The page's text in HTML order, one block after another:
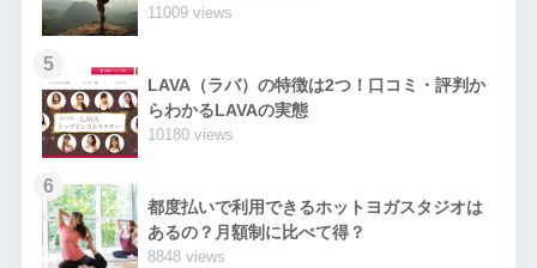
11009 views
5
LAVA（ラバ）の特徴は2つ！口コミ・評判か
らわかるLAVAの実態
10180 views
6
都度払いで利用できるホットヨガスタジオは
あるの？月額制に比べて得？
8848 views